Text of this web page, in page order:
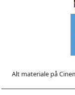
Alt materiale på